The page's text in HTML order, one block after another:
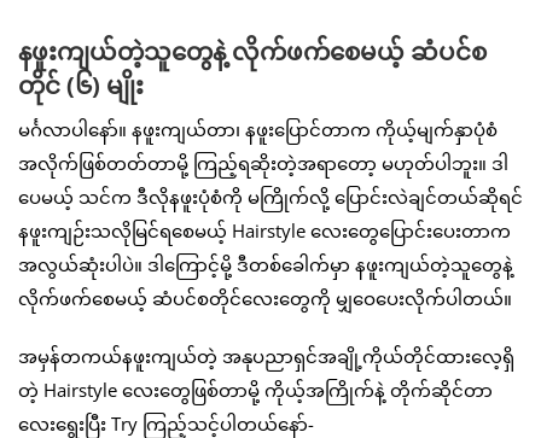
နဖူးကျယ်တဲ့သူတွေနဲ့ လိုက်ဖက်စေမယ့် ဆံပင်စ
တိုင် (၆) မျိုး
မင်္ဂလာပါနော်။ နဖူးကျယ်တာ၊ နဖူးပြောင်တာက ကိုယ့်မျက်နှာပုံစံ
အလိုက်ဖြစ်တတ်တာမို့ ကြည့်ရဆိုးတဲ့အရာတော့ မဟုတ်ပါဘူး။ ဒါ
ပေမယ့် သင်က ဒီလိုနဖူးပုံစံကို မကြိုက်လို့ ပြောင်းလဲချင်တယ်ဆိုရင်
နဖူးကျဉ်းသလိုမြင်ရစေမယ့် Hairstyle လေးတွေပြောင်းပေးတာက
အလွယ်ဆုံးပါပဲ။ ဒါကြောင့်မို့ ဒီတစ်ခေါက်မှာ နဖူးကျယ်တဲ့သူတွေနဲ့
လိုက်ဖက်စေမယ့် ဆံပင်စတိုင်လေးတွေကို မျှဝေပေးလိုက်ပါတယ်။
အမှန်တကယ်နဖူးကျယ်တဲ့ အနုပညာရှင်အချို့ကိုယ်တိုင်ထားလေ့ရှိ
တဲ့ Hairstyle လေးတွေဖြစ်တာမို့ ကိုယ့်အကြိုက်နဲ့ တိုက်ဆိုင်တာ
လေးရွေးပြီး Try ကြည့်သင့်ပါတယ်နော်-